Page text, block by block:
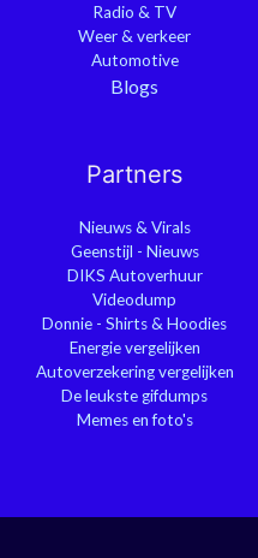
Radio & TV
Weer & verkeer
Automotive
Blogs
Partners
Nieuws & Virals
Geenstijl - Nieuws
DIKS Autoverhuur
Videodump
Donnie - Shirts & Hoodies
Energie vergelijken
Autoverzekering vergelijken
De leukste gifdumps
Memes en foto's